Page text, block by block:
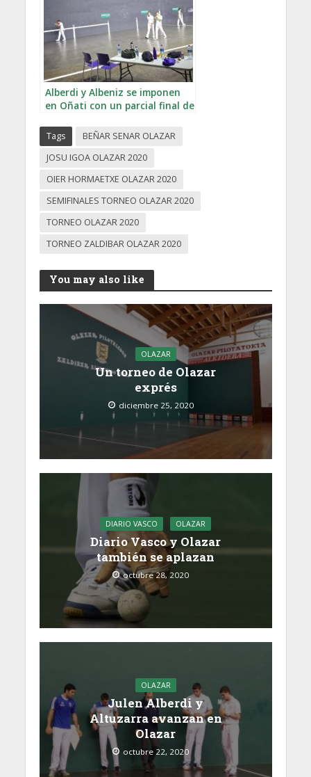
Alberdi y Albeniz se imponen
en Oñati con un parcial final de
Tags
BEÑAR SENAR OLAZAR
JOSU IGOA OLAZAR 2020
OIER HORMAETXE OLAZAR 2020
SEMIFINALES TORNEO OLAZAR 2020
TORNEO OLAZAR 2020
TORNEO ZALDIBAR OLAZAR 2020
You may also like
OLAZAR
Un torneo de Olazar
exprés
diciembre 25, 2020
DIARIO VASCO OLAZAR
Diario Vasco y Olazar
también se aplazan
octubre 28, 2020
OLAZAR
Julen Alberdi y
Altuzarra avanzan en
Olazar
octubre 22, 2020